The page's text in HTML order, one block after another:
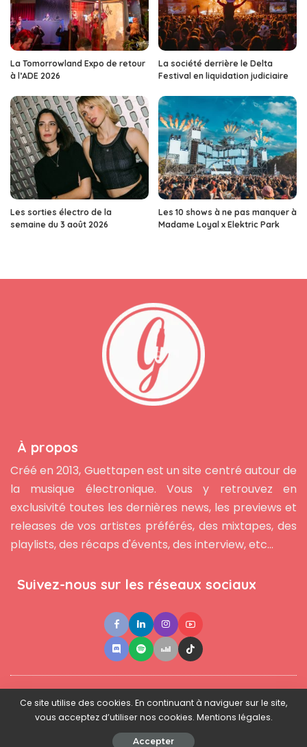
La Tomorrowland Expo de retour
à l’ADE 2026
La société derrière le Delta
Festival en liquidation judiciaire
Les sorties électro de la
semaine du 3 août 2026
Les 10 shows à ne pas manquer à
Madame Loyal x Elektric Park
À propos
Créé en 2013, Guettapen est un site centré autour de
la musique électronique. Vous y retrouvez en
exclusivité toutes les dernières news, les previews et
releases de vos artistes préférés, des mixtapes, des
playlists, des récaps d'évents, des interview, etc...
Suivez-nous sur les réseaux sociaux
Contact ●Newsletter ● L'équipe ● Mentions légales
© 2025 - www.guettapen.com - Tous droits réservés.
Ce site utilise des cookies. En continuant à naviguer sur le site,
vous acceptez d’utiliser nos cookies. Mentions légales.
Accepter